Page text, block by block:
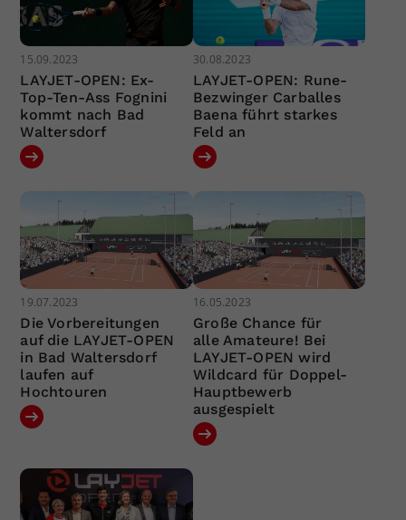
15.09.2023
LAYJET-OPEN: Ex-
Top-Ten-Ass Fognini
kommt nach Bad
Waltersdorf
30.08.2023
LAYJET-OPEN: Rune-
Bezwinger Carballes
Baena führt starkes
Feld an
19.07.2023
Die Vorbereitungen
auf die LAYJET-OPEN
in Bad Waltersdorf
laufen auf
Hochtouren
16.05.2023
Große Chance für
alle Amateure! Bei
LAYJET-OPEN wird
Wildcard für Doppel-
Hauptbewerb
ausgespielt